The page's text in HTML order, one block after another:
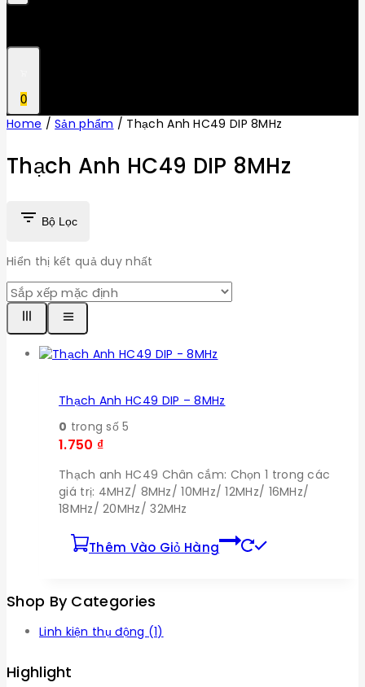
0
Home / Sản phẩm / Thạch Anh HC49 DIP 8MHz
Thạch Anh HC49 DIP 8MHz
Bộ Lọc
Hiển thị kết quả duy nhất
Thạch Anh HC49 DIP – 8MHz
0 trong số 5
1.750 ₫
Thạch anh HC49 Chân cắm: Chọn 1 trong các
giá trị: 4MHZ/ 8MHz/ 10MHz/ 12MHz/ 16MHz/
18MHz/ 20MHz/ 32MHz
Thêm Vào Giỏ Hàng
Shop By Categories
Linh kiện thụ động (1)
Highlight